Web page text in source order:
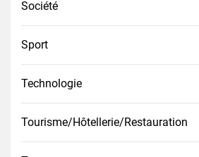
Société
Sport
Technologie
Tourisme/Hôtellerie/Restauration